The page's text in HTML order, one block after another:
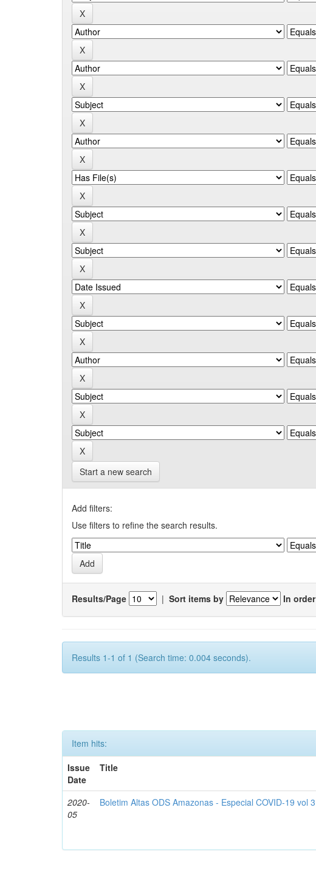
Start a new search
Add filters:
Use filters to refine the search results.
Results/Page | Sort items by In order
Results 1-1 of 1 (Search time: 0.004 seconds).
Item hits:
Issue
Date
Title
2020-
05
Boletim Altas ODS Amazonas - Especial COVID-19 vol 3